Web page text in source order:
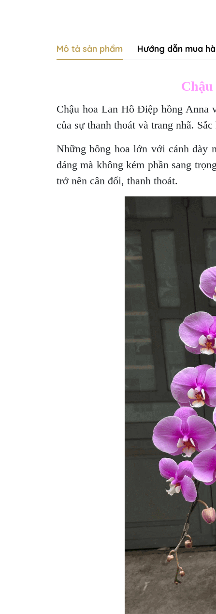
Mô tả sản phẩm Hướng dẫn mua
Chậu hoa Lan Hồ Điệp hồng Anna
của sự thanh thoát và trang nhã.
Những bông hoa lớn với cánh dày
dáng mà không kém phần sang
trở nên cân đối, thanh thoát.